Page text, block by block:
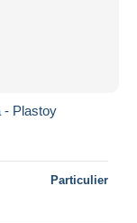
- Plastoy
Particulier